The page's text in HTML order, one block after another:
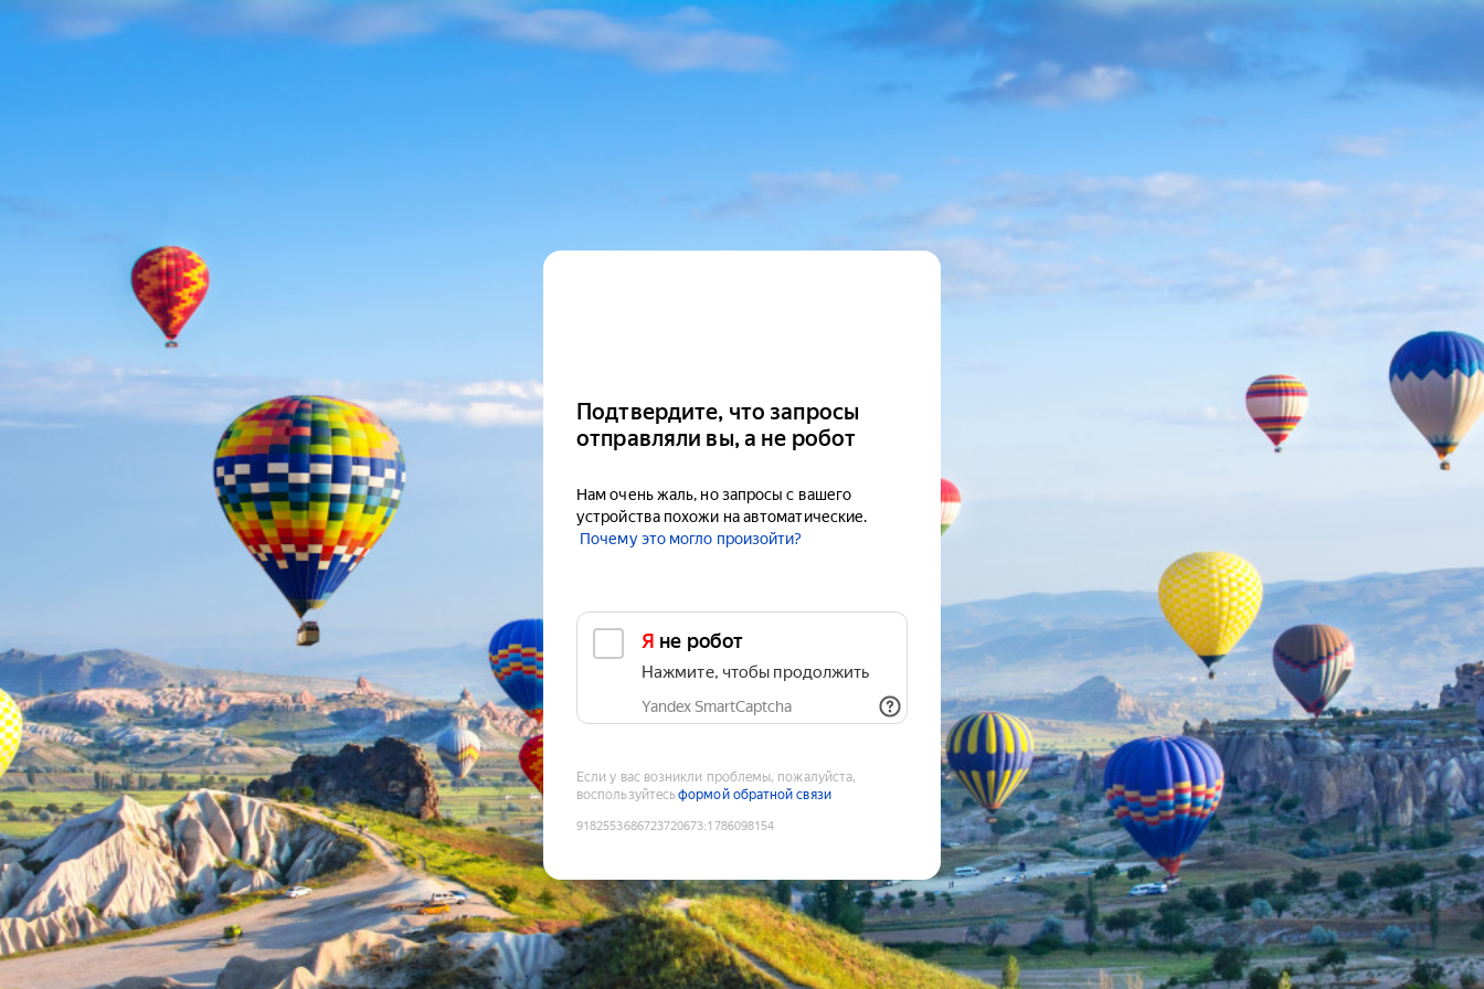
Подтвердите, что запросы
отправляли вы, а не робот
Нам очень жаль, но запросы с вашего
устройства похожи на автоматические.
Почему это могло произойти?
Я не робот
Нажмите, чтобы продолжить
Yandex SmartCaptcha
Если у вас возникли проблемы, пожалуйста,
воспользуйтесьформой обратной связи
9182553686723720673:1786098154